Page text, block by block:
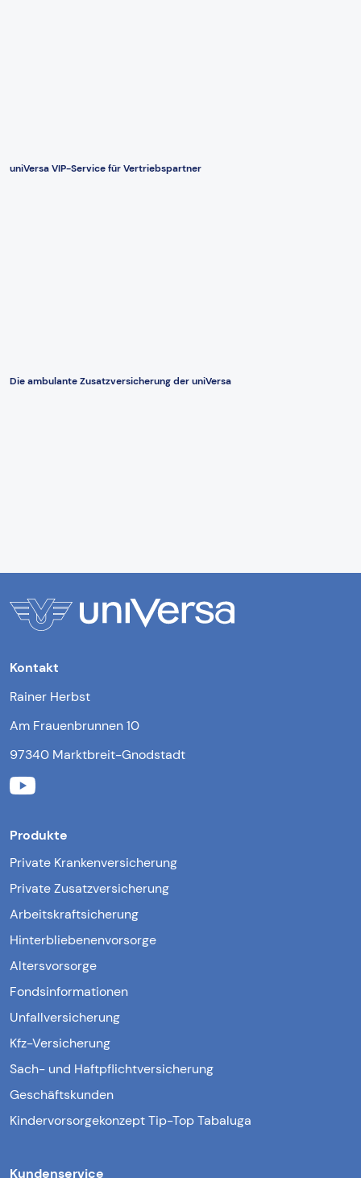
uniVersa VIP-Service für Vertriebspartner
Die ambulante Zusatzversicherung der uniVersa
Kontakt
Rainer Herbst
Am Frauenbrunnen 10
97340 Marktbreit-Gnodstadt
Produkte
Private Krankenversicherung
Private Zusatzversicherung
Arbeitskraftsicherung
Hinterbliebenenvorsorge
Altersvorsorge
Fondsinformationen
Unfallversicherung
Kfz-Versicherung
Sach- und Haftpflichtversicherung
Geschäftskunden
Kindervorsorgekonzept Tip-Top Tabaluga
Kundenservice